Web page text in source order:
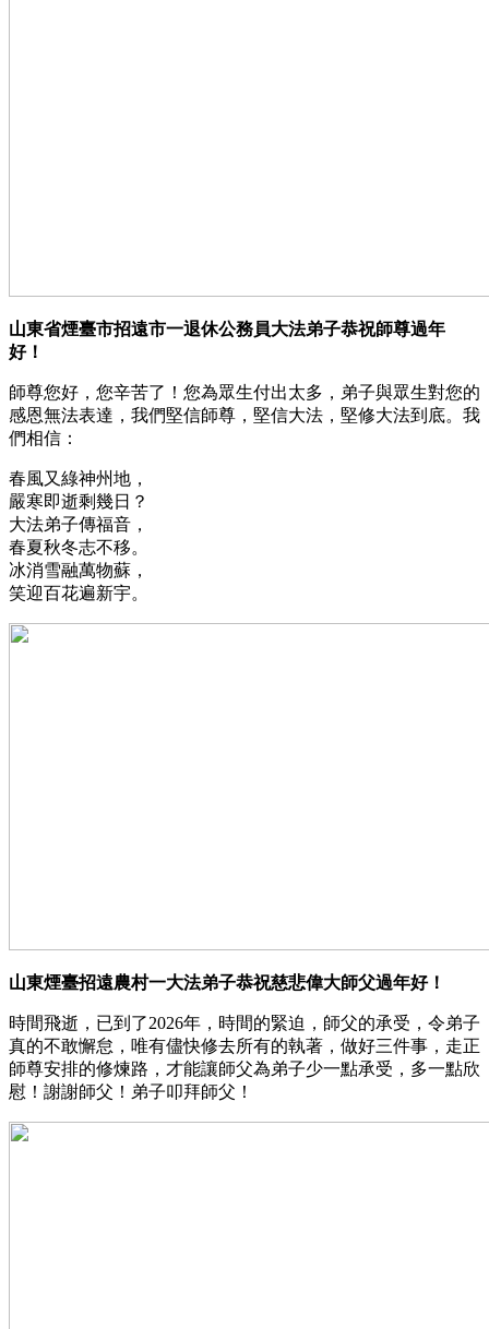
山東省煙臺市招遠市一退休公務員大法弟子恭祝師尊過年
好！
師尊您好，您辛苦了！您為眾生付出太多，弟子與眾生對您的
感恩無法表達，我們堅信師尊，堅信大法，堅修大法到底。我
們相信：
春風又綠神州地，
嚴寒即逝剩幾日？
大法弟子傳福音，
春夏秋冬志不移。
冰消雪融萬物蘇，
笑迎百花遍新宇。
山東煙臺招遠農村一大法弟子恭祝慈悲偉大師父過年好！
時間飛逝，已到了2026年，時間的緊迫，師父的承受，令弟子
真的不敢懈怠，唯有儘快修去所有的執著，做好三件事，走正
師尊安排的修煉路，才能讓師父為弟子少一點承受，多一點欣
慰！謝謝師父！弟子叩拜師父！